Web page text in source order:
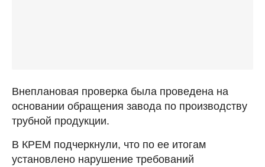
Внеплановая проверка была проведена на
основании обращения завода по производству
трубной продукции.
В КРЕМ подчеркнули, что по ее итогам
установлено нарушение требований